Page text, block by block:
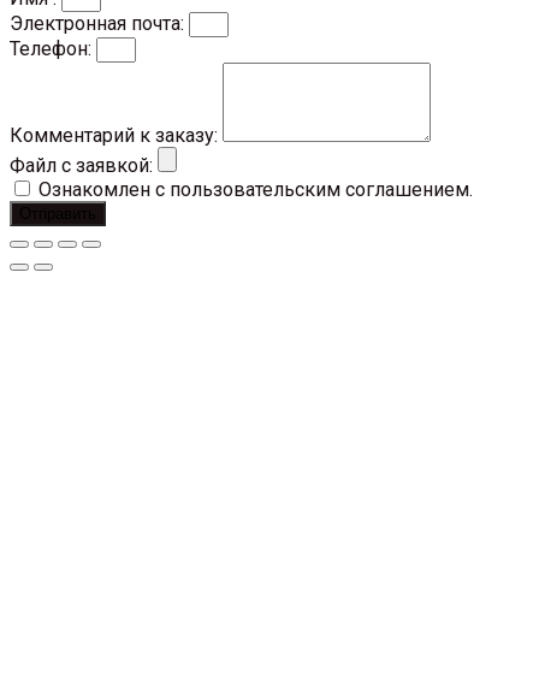
Электронная почта:
Телефон:
Комментарий к заказу:
Файл с заявкой:
Ознакомлен с пользовательским соглашением.
Отправить